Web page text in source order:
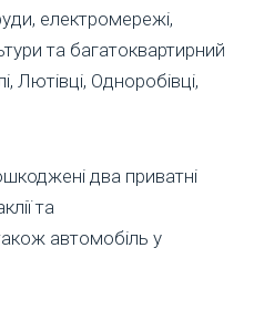
електромережі,
та багатоквартирний
Лютівці, Одноробівці,
два приватні
та
автомобіль у